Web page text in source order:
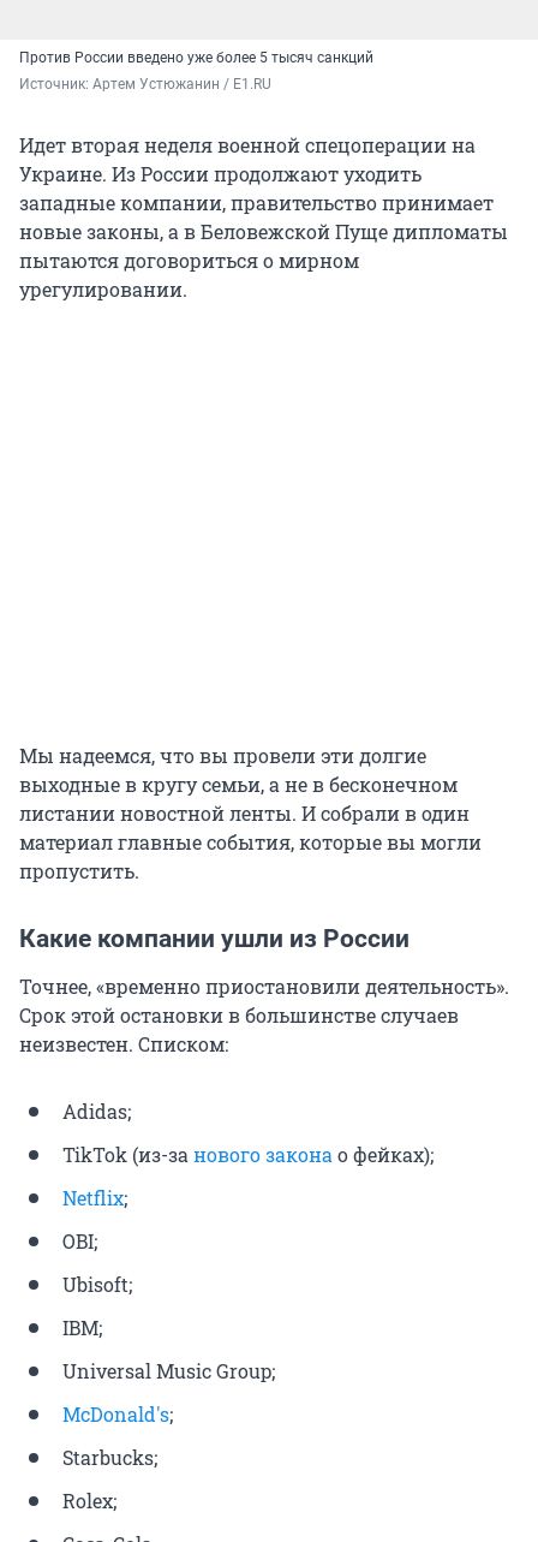
Против России введено уже более 5 тысяч санкций
Источник: Артем Устюжанин / E1.RU
Идет вторая неделя военной спецоперации на
Украине. Из России продолжают уходить
западные компании, правительство принимает
новые законы, а в Беловежской Пуще дипломаты
пытаются договориться о мирном
урегулировании.
Мы надеемся, что вы провели эти долгие
выходные в кругу семьи, а не в бесконечном
листании новостной ленты. И собрали в один
материал главные события, которые вы могли
пропустить.
Какие компании ушли из России
Точнее, «временно приостановили деятельность».
Срок этой остановки в большинстве случаев
неизвестен. Списком:
Adidas;
TikTok (из-за нового закона о фейках);
Netflix;
OBI;
Ubisoft;
IBM;
Universal Music Group;
McDonald's;
Starbucks;
Rolex;